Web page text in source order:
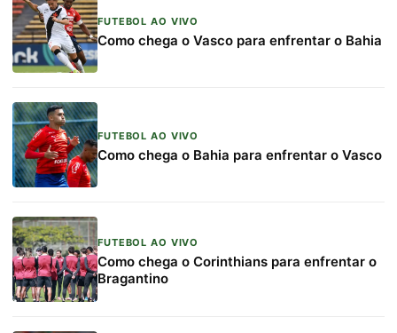
FUTEBOL AO VIVO
Como chega o Vasco para enfrentar o Bahia
FUTEBOL AO VIVO
Como chega o Bahia para enfrentar o Vasco
FUTEBOL AO VIVO
Como chega o Corinthians para enfrentar o
Bragantino